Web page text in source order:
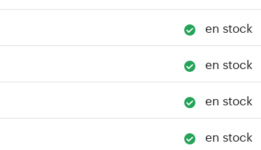
en stock
en stock
en stock
en stock